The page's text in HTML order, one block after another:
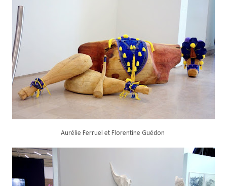
Aurélie Ferruel et Florentine Guédon